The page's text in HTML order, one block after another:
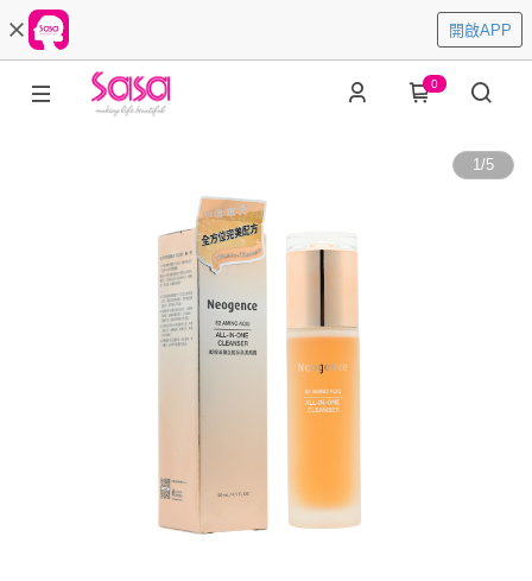
開啟APP
0
1/5